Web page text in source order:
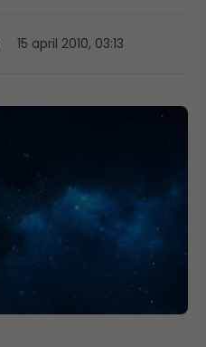
15 april 2010, 03:13